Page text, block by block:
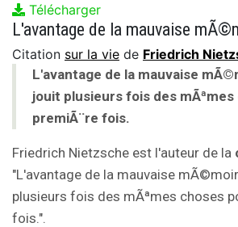
Télécharger
Citation sur la vie de Friedrich
L'avantage de la mauvaise
jouit plusieurs fois des
premiÃ¨re fois.
Friedrich Nietzsche est l'auteur de la
"L'avantage de la mauvaise
plusieurs fois des mÃªmes choses
fois.".